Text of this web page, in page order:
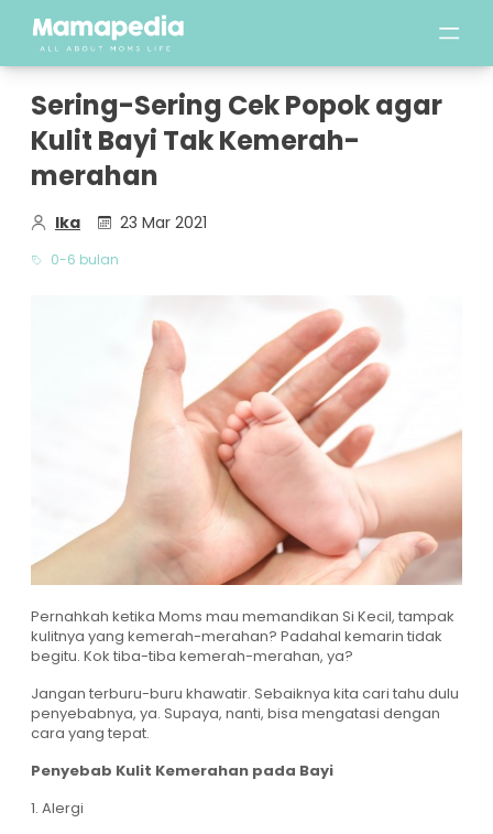
Sering-Sering Cek Popok agar
Kulit Bayi Tak Kemerah-
merahan
Ika 23 Mar 2021
0-6 bulan
Pernahkah ketika Moms mau memandikan Si Kecil, tampak
kulitnya yang kemerah-merahan? Padahal kemarin tidak
begitu. Kok tiba-tiba kemerah-merahan, ya?
Jangan terburu-buru khawatir. Sebaiknya kita cari tahu dulu
penyebabnya, ya. Supaya, nanti, bisa mengatasi dengan
cara yang tepat.
Penyebab Kulit Kemerahan pada Bayi
1. Alergi